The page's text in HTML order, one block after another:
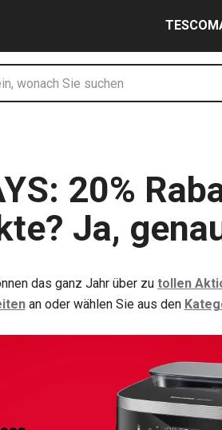
20%
Ja,
das ganz Jahr über zu tollen
an oder wählen Sie aus den